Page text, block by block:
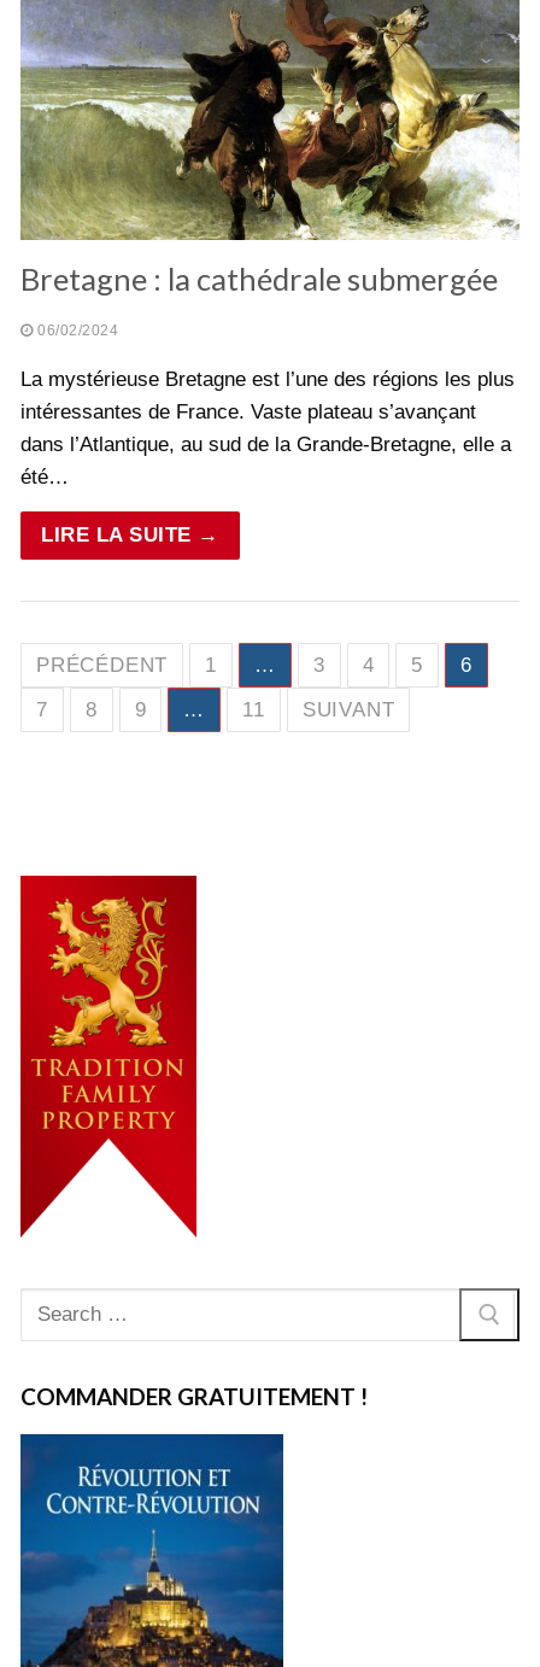
Bretagne : la cathédrale submergée
06/02/2024
La mystérieuse Bretagne est l’une des régions les plus
intéressantes de France. Vaste plateau s’avançant
dans l’Atlantique, au sud de la Grande-Bretagne, elle a
été…
LIRE LA SUITE →
Pagination
des
publications
PRÉCÉDENT 1 … 3 4 5
6
7
8 9 … 11 SUIVANT
Rechercher
:
COMMANDER GRATUITEMENT !